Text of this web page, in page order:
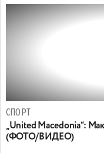
СПОРТ
„United Macedonia“:
(ФОТО/ВИДЕО)